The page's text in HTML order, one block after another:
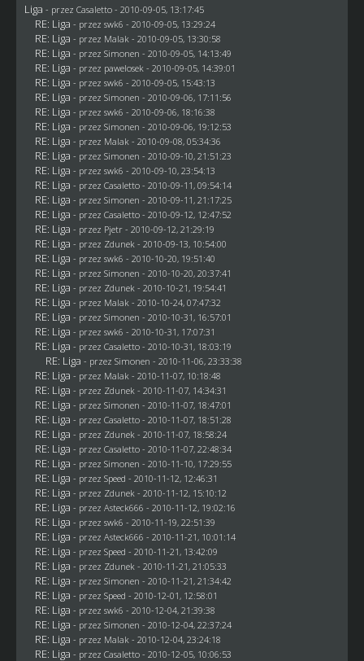
Liga - przez Casaletto- 2010-09-05, 13:17:45
RE: Liga - przez swk6 - 2010-09-05, 13:29:24
RE: Liga - przez Malak - 2010-09-05, 13:30:58
RE: Liga - przez Simonen - 2010-09-05, 14:13:49
RE: Liga - przez pawelosek - 2010-09-05, 14:39:01
RE: Liga - przez swk6 - 2010-09-05, 15:43:13
RE: Liga - przez Simonen - 2010-09-06, 17:11:56
RE: Liga - przez swk6 - 2010-09-06, 18:16:38
RE: Liga - przez Simonen - 2010-09-06, 19:12:53
RE: Liga - przez Malak - 2010-09-08, 05:34:36
RE: Liga - przez Simonen - 2010-09-10, 21:51:23
RE: Liga - przez swk6 - 2010-09-10, 23:54:13
RE: Liga - przez Casaletto- 2010-09-11, 09:54:14
RE: Liga - przez Simonen - 2010-09-11, 21:17:25
RE: Liga - przez Casaletto- 2010-09-12, 12:47:52
RE: Liga - przez Pjetr- 2010-09-12, 21:29:19
RE: Liga - przez Zdunek - 2010-09-13, 10:54:00
RE: Liga - przez swk6 - 2010-10-20, 19:51:40
RE: Liga - przez Simonen - 2010-10-20, 20:37:41
RE: Liga - przez Zdunek - 2010-10-21, 19:54:41
RE: Liga - przez Malak - 2010-10-24, 07:47:32
RE: Liga - przez Simonen - 2010-10-31, 16:57:01
RE: Liga - przez swk6 - 2010-10-31, 17:07:31
RE: Liga - przez Casaletto- 2010-10-31, 18:03:19
RE: Liga - przez Simonen - 2010-11-06, 23:33:38
RE: Liga - przez Malak - 2010-11-07, 10:18:48
RE: Liga - przez Zdunek - 2010-11-07, 14:34:31
RE: Liga - przez Simonen - 2010-11-07, 18:47:01
RE: Liga - przez Casaletto- 2010-11-07, 18:51:28
RE: Liga - przez Zdunek - 2010-11-07, 18:58:24
RE: Liga - przez Casaletto- 2010-11-07, 22:48:34
RE: Liga - przez Simonen - 2010-11-10, 17:29:55
RE: Liga - przez Speed - 2010-11-12, 12:46:31
RE: Liga - przez Zdunek - 2010-11-12, 15:10:12
RE: Liga - przez Asteck666 - 2010-11-12, 19:02:16
RE: Liga - przez swk6 - 2010-11-19, 22:51:39
RE: Liga - przez Asteck666 - 2010-11-21, 10:01:14
RE: Liga - przez Speed - 2010-11-21, 13:42:09
RE: Liga - przez Zdunek - 2010-11-21, 21:05:33
RE: Liga - przez Simonen - 2010-11-21, 21:34:42
RE: Liga - przez Speed - 2010-12-01, 12:58:01
RE: Liga - przez swk6 - 2010-12-04, 21:39:38
RE: Liga - przez Simonen - 2010-12-04, 22:37:24
RE: Liga - przez Malak - 2010-12-04, 23:24:18
RE: Liga - przez Casaletto- 2010-12-05, 10:06:53